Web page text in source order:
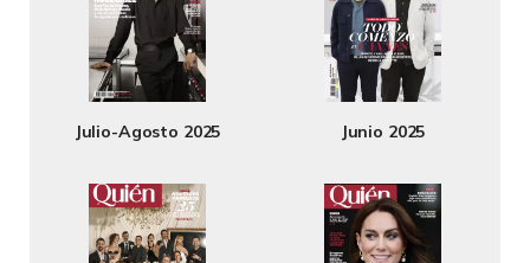
Julio-Agosto 2025 Junio 2025